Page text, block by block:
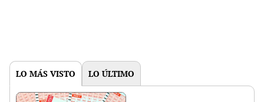
LO MÁS VISTO LO ÚLTIMO